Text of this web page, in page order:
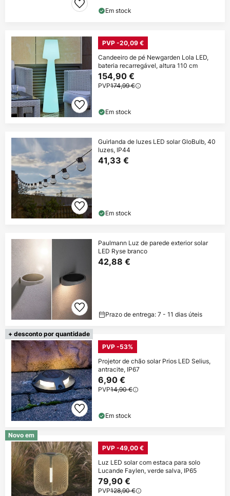
Em stock
PVP -20,09 €
Candeeiro de pé Newgarden Lola LED,
bateria recarregável, altura 110 cm
154,90 €
PVP174,99 €
Em stock
Guirlanda de luzes LED solar GloBulb, 40
luzes, IP44
41,33 €
Em stock
Paulmann Luz de parede exterior solar
LED Ryse branco
42,88 €
Prazo de entrega: 7 - 11 dias úteis
+ desconto por quantidade
PVP -53%
Projetor de chão solar Prios LED Selius,
antracite, IP67
6,90 €
PVP14,90 €
Em stock
Novo em
PVP -49,00 €
Luz LED solar com estaca para solo
Lucande Faylen, verde salva, IP65
79,90 €
PVP128,90 €